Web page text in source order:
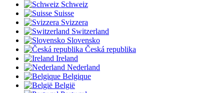
Schweiz
Suisse
Svizzera
Switzerland
Slovensko
Česká republika
Ireland
Nederland
Belgique
België